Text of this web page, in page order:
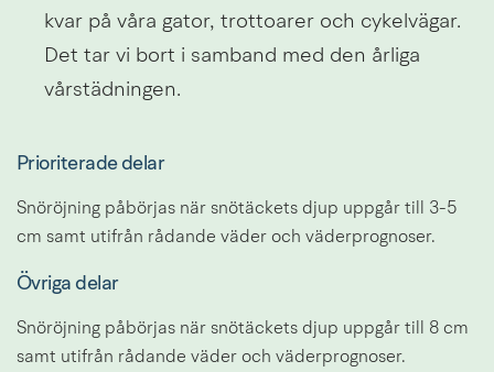
kvar på våra gator, trottoarer och cykelvägar.
Det tar vi bort i samband med den årliga
vårstädningen.
Prioriterade delar
Snöröjning påbörjas när snötäckets djup uppgår till 3-5
cm samt utifrån rådande väder och väderprognoser.
Övriga delar
Snöröjning påbörjas när snötäckets djup uppgår till 8 cm
samt utifrån rådande väder och väderprognoser.